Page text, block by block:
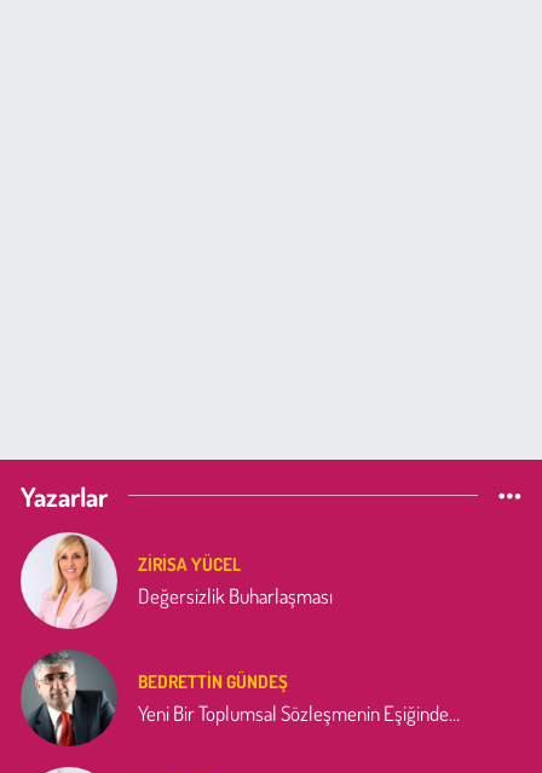
Yazarlar
ZIRISA YÜCEL
Değersizlik Buharlaşması
BEDRETTIN GÜNDEŞ
Yeni Bir Toplumsal Sözleşmenin Eşiğinde…